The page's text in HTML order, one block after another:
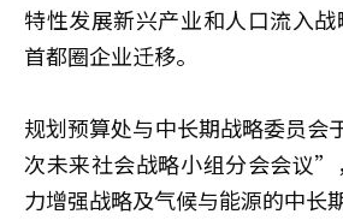
特性发展新兴产业和人口流入
首都圈企业迁移。
规划预算处与中长期战略委员
次未来社会战略小组分会会议”
力增强战略及气候与能源的中长